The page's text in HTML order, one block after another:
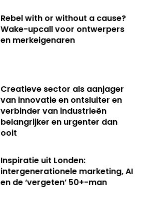
Rebel with or without a cause?
Wake-upcall voor ontwerpers
en merkeigenaren
Creatieve sector als aanjager
van innovatie en ontsluiter en
verbinder van industrieën
belangrijker en urgenter dan
ooit
Inspiratie uit Londen:
intergenerationele marketing, AI
en de ‘vergeten’ 50+-man